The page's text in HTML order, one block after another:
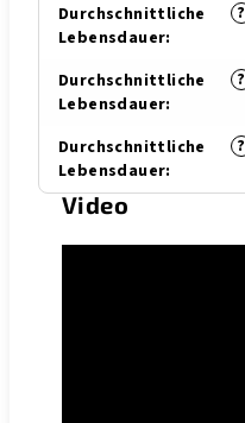
?
Durchschnittliche
Lebensdauer:
?
Durchschnittliche
Lebensdauer:
?
Durchschnittliche
Lebensdauer:
Video